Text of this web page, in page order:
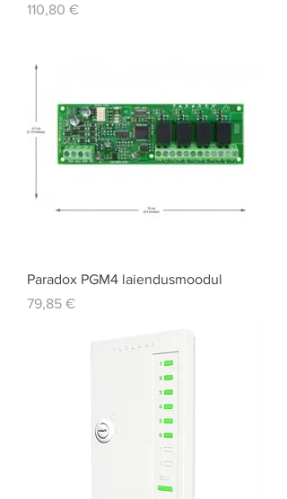
Price
110,80 €
Paradox PGM4 laiendusmoodul
Price
79,85 €